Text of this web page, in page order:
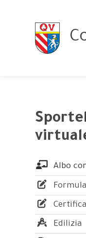
Albo
Edilizia